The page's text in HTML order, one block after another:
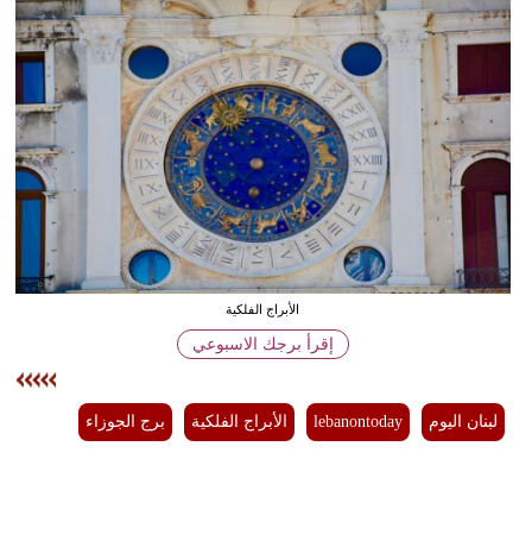
سياحة
وسفر
ديكور
أخبار
إعلام
تعليم
أزياء
إسلامية
الأبراج الفلكية
إقرأ برجك الاسبوعي
لبنان اليوم lebanontoday الأبراج الفلكية برج الجوزاء